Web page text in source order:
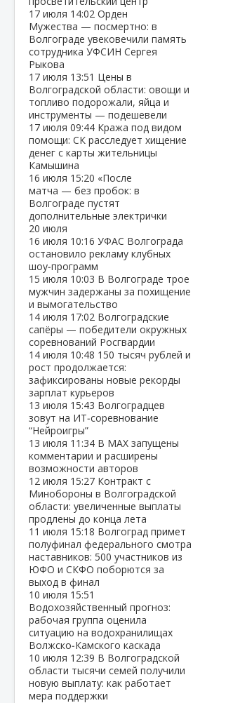
17 июля 14:02 Орден
Мужества — посмертно: в
Волгограде увековечили память
сотрудника УФСИН Сергея
Рыкова
17 июля 13:51 Цены в
Волгоградской области: овощи и
топливо подорожали, яйца и
инструменты — подешевели
17 июля 09:44 Кража под видом
помощи: СК расследует хищение
денег с карты жительницы
Камышина
16 июля 15:20 «После
матча — без пробок: в
Волгограде пустят
дополнительные электрички
20 июля
16 июля 10:16 УФАС Волгограда
остановило рекламу клубных
шоу‑программ
15 июля 10:03 В Волгограде трое
мужчин задержаны за похищение
и вымогательство
14 июля 17:02 Волгоградские
сапёры — победители окружных
соревнований Росгвардии
14 июля 10:48 150 тысяч рублей и
рост продолжается:
зафиксированы новые рекорды
зарплат курьеров
13 июля 15:43 Волгоградцев
зовут на ИТ‑соревнование
“Нейроигры”
13 июля 11:34 В МАХ запущены
комментарии и расширены
возможности авторов
12 июля 15:27 Контракт с
Минобороны в Волгоградской
области: увеличенные выплаты
продлены до конца лета
11 июля 15:18 Волгоград примет
полуфинал федерального смотра
наставников: 500 участников из
ЮФО и СКФО поборются за
выход в финал
10 июля 15:51
Водохозяйственный прогноз:
рабочая группа оценила
ситуацию на водохранилищах
Волжско‑Камского каскада
10 июля 12:39 В Волгоградской
области тысячи семей получили
новую выплату: как работает
мера поддержки